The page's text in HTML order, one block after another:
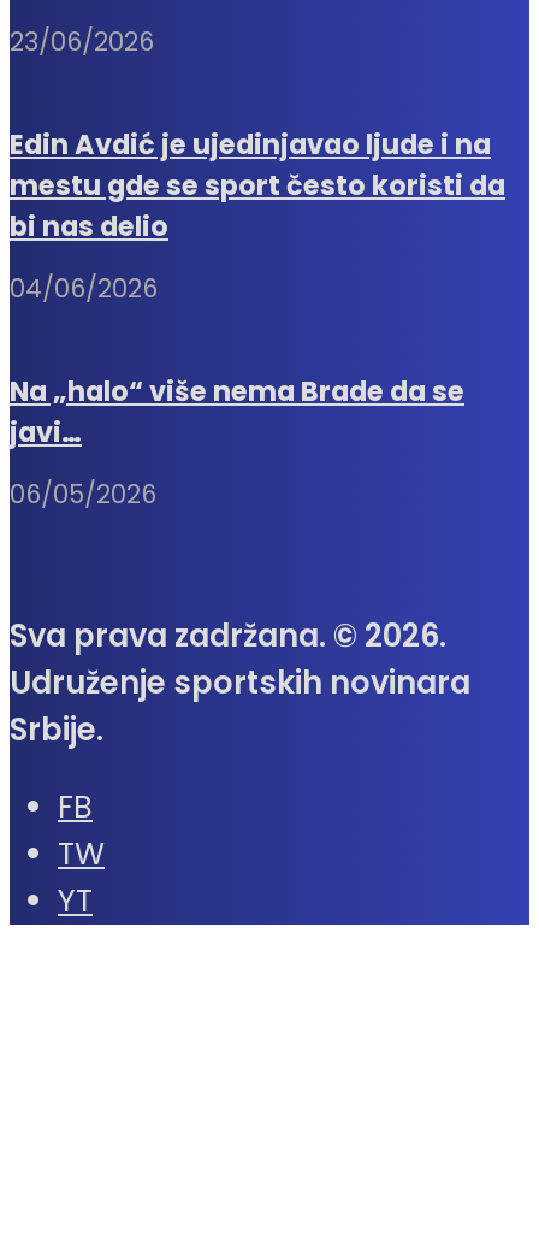
23/06/2026
Edin Avdić je ujedinjavao ljude i na
mestu gde se sport često koristi da
bi nas delio
04/06/2026
Na „halo“ više nema Brade da se
javi…
06/05/2026
Sva prava zadržana. © 2026.
Udruženje sportskih novinara
Srbije.
FB
TW
YT